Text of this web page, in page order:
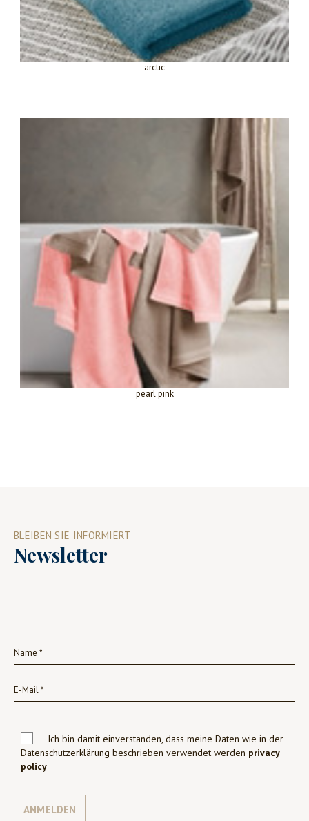
arctic
pearl pink
BLEIBEN SIE INFORMIERT
Newsletter
Ich bin damit einverstanden, dass meine Daten wie in der
Datenschutzerklärung beschrieben verwendet werden privacy
policy
ANMELDEN